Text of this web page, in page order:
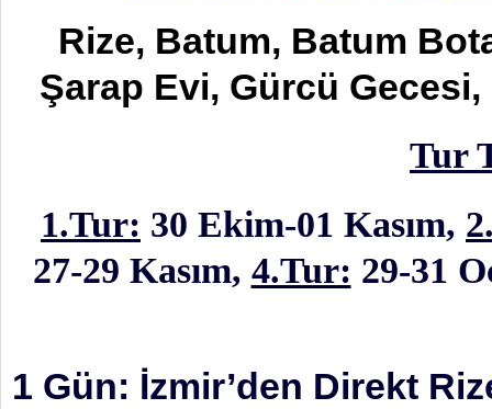
Rize, Batum, Batum
Şarap Evi, Gürcü Gecesi,
Tur
1.Tur: 30 Ekim-01 Kasım,
27-29 Kasım, 4.Tur: 29-31
1 Gün: İzmir’den Direkt